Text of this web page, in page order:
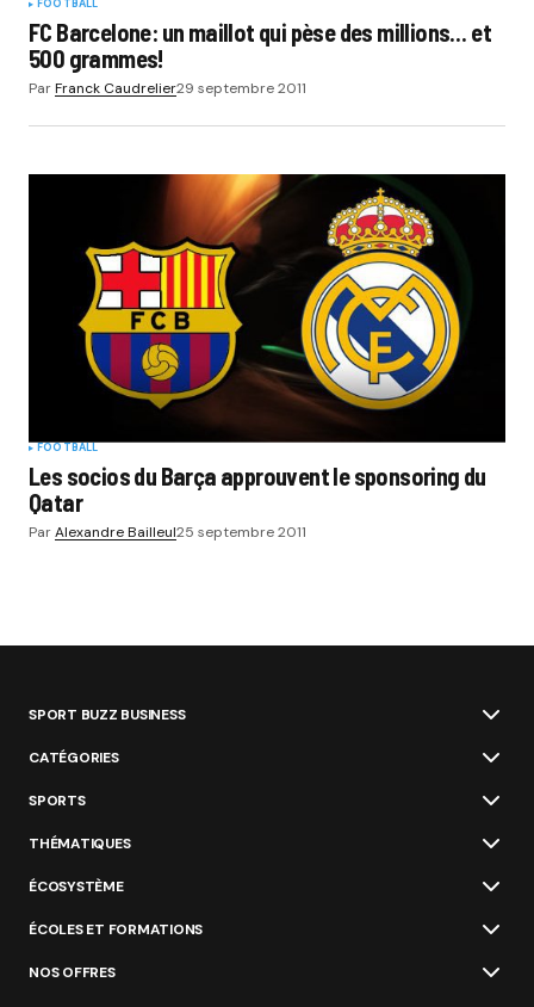
FOOTBALL
FC Barcelone: un maillot qui pèse des millions… et
500 grammes!
ParFranck Caudrelier29 septembre 2011
FOOTBALL
Les socios du Barça approuvent le sponsoring du
Qatar
ParAlexandre Bailleul25 septembre 2011
SPORT BUZZ BUSINESS
CATÉGORIES
SPORTS
THÉMATIQUES
ÉCOSYSTÈME
ÉCOLES ET FORMATIONS
NOS OFFRES